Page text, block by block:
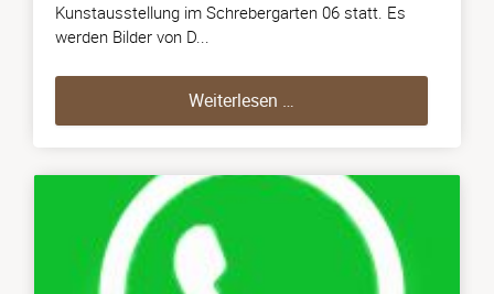
Kunstausstellung im Schrebergarten 06 statt. Es
werden Bilder von D...
Weiterlesen …